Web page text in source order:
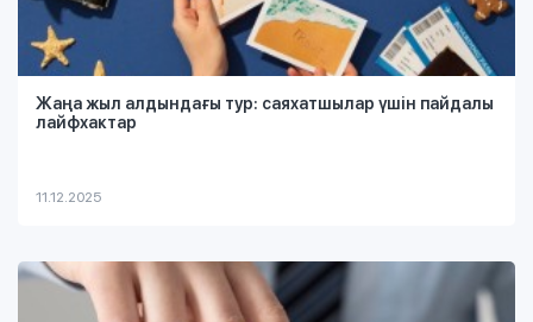
Жаңа жыл алдындағы тур: саяхатшылар үшін пайдалы
лайфхактар
11.12.2025